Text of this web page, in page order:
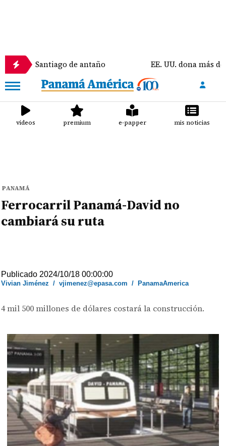
de antaño EE. UU. dona más de $300
videos premium e-papper mis noticias
PANAMÁ
Ferrocarril Panamá-David no
cambiará su ruta
Publicado 2024/10/18 00:00:00
Vivian Jiménez /vjimenez@epasa.com / PanamaAmerica
4 mil 500 millones de dólares costará la construcción.